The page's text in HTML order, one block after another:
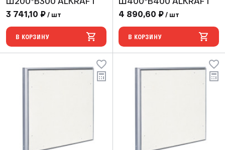
3 741,10 ₽ / шт
В КОРЗИНУ
4 890,60 ₽ / шт
В КОРЗИНУ